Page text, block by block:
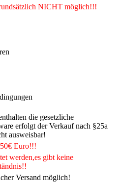
NICHT möglich!!!
die gesetzliche
erfolgt der Verkauf nach §25a
ausweisbar!
Euro!!!
werden,es gibt keine
Versand möglich!